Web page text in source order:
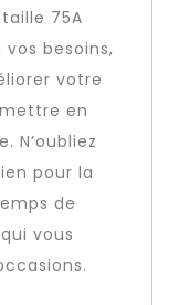
75A
besoins,
votre
en
N’oubliez
pour la
de
vous